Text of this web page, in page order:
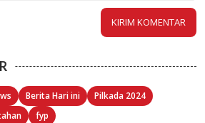
Berita Hari ini
Pilkada 2024
fyp